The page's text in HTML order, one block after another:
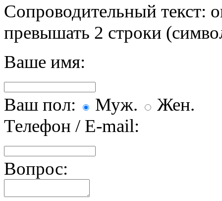
Сопроводительный текст:
превышать 2 строки
Ваше имя:
Ваш пол: Муж.
Жен.
Телефон / E-mail:
Вопрос: